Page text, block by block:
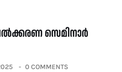
സെമിനാർ
0 COMMENTS